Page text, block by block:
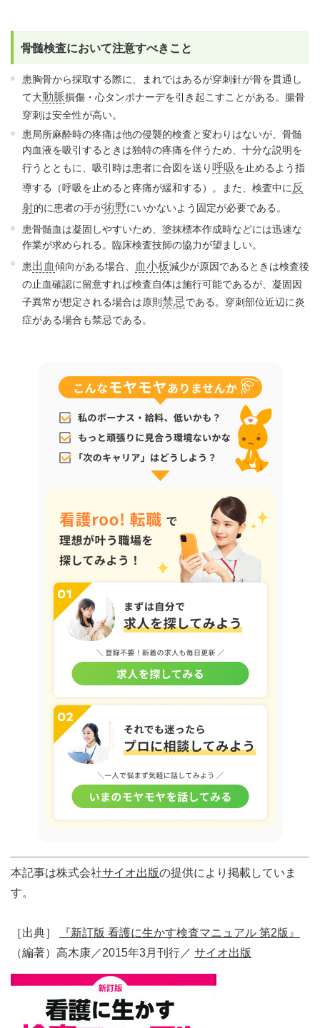
骨髄検査において注意すべきこと
患胸骨から採取する際に、まれではあるが穿刺針が骨を貫通し
て大動脈損傷・心タンポナーデを引き起こすことがある。腸骨
穿刺は安全性が高い。
患局所麻酔時の疼痛は他の侵襲的検査と変わりはないが、骨髄
内血液を吸引するときは独特の疼痛を伴うため、十分な説明を
行うとともに、吸引時は患者に合図を送り 呼吸を止めるよう指
導する（呼吸を止めると疼痛が緩和する）。また、検査中に 反
射的に患者の手が術野にいかないよう固定が必要である。
患骨髄血は凝固しやすいため、塗抹標本作成時などには迅速な
作業が求められる。臨床検査技師の協力が望ましい。
患出血傾向がある場合、 血小板減少が原因であるときは検査後
の止血確認に留意すれば検査自体は施行可能であるが、凝固因
子異常が想定される場合は原則 禁忌である。穿刺部位近辺に炎
症がある場合も禁忌である。
本記事は株式会社サイオ出版の提供により掲載していま
す。
［出典］
『新訂版 看護に生かす検査マニュアル 第2版』
（編著）高木康／2015年3月刊行／ サイオ出版